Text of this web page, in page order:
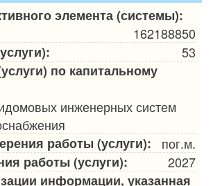
элемента (системы):
162188850
53
по капитальному
инженерных систем
работы (услуги):
пог.м.
работы (услуги):
2027
информации, указанная